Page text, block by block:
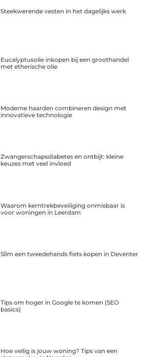
Steekwerende vesten in het dagelijks werk
Eucalyptusolie inkopen bij een groothandel
met etherische olie
Moderne haarden combineren design met
innovatieve technologie
Zwangerschapsdiabetes en ontbijt: kleine
keuzes met veel invloed
Waarom kerntrekbeveiliging onmisbaar is
voor woningen in Leerdam
Slim een tweedehands fiets kopen in Deventer
Tips om hoger in Google te komen (SEO
basics)
Hoe veilig is jouw woning? Tips van een